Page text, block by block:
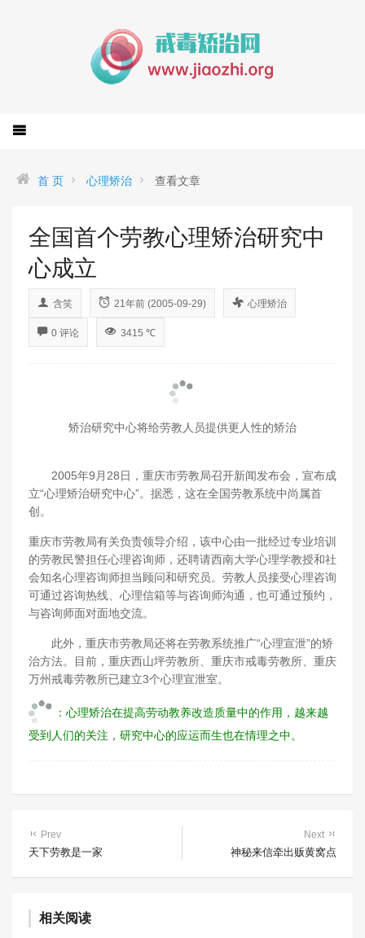
首 页 心理矫治 查看文章
全国首个劳教心理矫治研究中
心成立
含笑 21年前 (2005-09-29) 心理矫治
0 评论 3415 ℃
矫治研究中心将给劳教人员提供更人性的矫治
2005年9月28日，重庆市劳教局召开新闻发布会，宣布成
立“心理矫治研究中心”。据悉，这在全国劳教系统中尚属首
创。
重庆市劳教局有关负责领导介绍，该中心由一批经过专业培训
的劳教民警担任心理咨询师，还聘请西南大学心理学教授和社
会知名心理咨询师担当顾问和研究员。劳教人员接受心理咨询
可通过咨询热线、心理信箱等与咨询师沟通，也可通过预约，
与咨询师面对面地交流。
此外，重庆市劳教局还将在劳教系统推广“心理宣泄”的矫
治方法。目前，重庆西山坪劳教所、重庆市戒毒劳教所、重庆
万州戒毒劳教所已建立3个心理宣泄室。
：心理矫治在提高劳动教养改造质量中的作用，越来越
受到人们的关注，研究中心的应运而生也在情理之中。
Prev
天下劳教是一家
Next
神秘来信牵出贩黄窝点
相关阅读